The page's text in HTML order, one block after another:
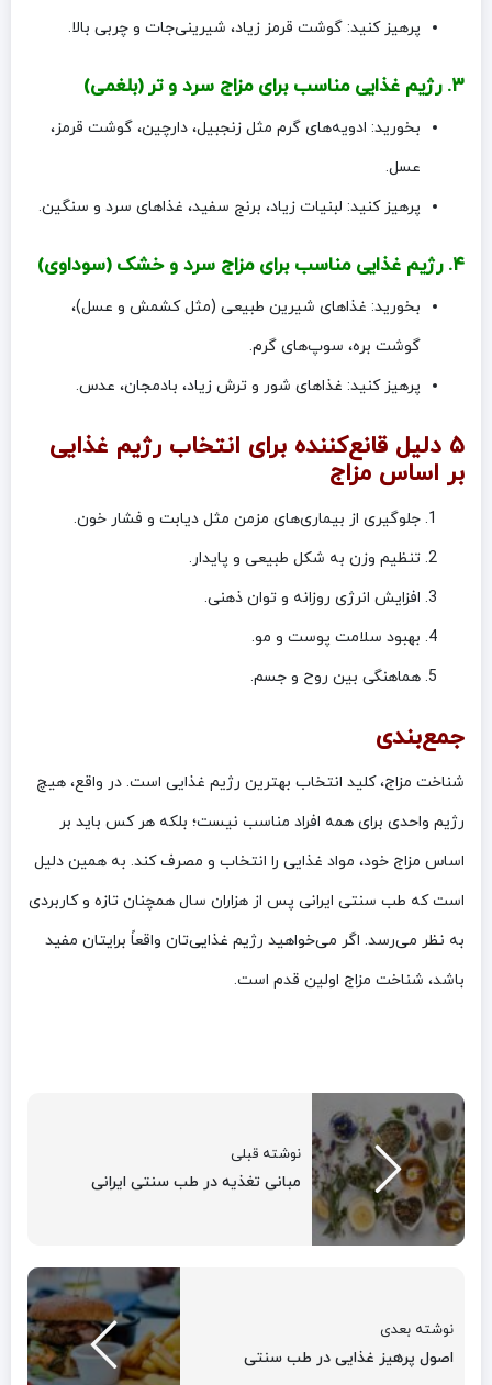
پرهیز کنید: گوشت قرمز زیاد، شیرینی‌جات و چربی بالا.
۳. رژیم غذایی مناسب برای مزاج سرد و تر (بلغمی)
بخورید: ادویه‌های گرم مثل زنجبیل، دارچین، گوشت قرمز،
عسل.
پرهیز کنید: لبنیات زیاد، برنج سفید، غذاهای سرد و سنگین.
۴. رژیم غذایی مناسب برای مزاج سرد و خشک (سوداوی)
بخورید: غذاهای شیرین طبیعی (مثل کشمش و عسل)،
گوشت بره، سوپ‌های گرم.
پرهیز کنید: غذاهای شور و ترش زیاد، بادمجان، عدس.
۵ دلیل قانع‌کننده برای انتخاب رژیم غذایی
بر اساس مزاج
جلوگیری از بیماری‌های مزمن مثل دیابت و فشار خون.
تنظیم وزن به شکل طبیعی و پایدار.
افزایش انرژی روزانه و توان ذهنی.
بهبود سلامت پوست و مو.
هماهنگی بین روح و جسم.
جمع‌بندی
شناخت مزاج، کلید انتخاب بهترین رژیم غذایی است. در واقع، هیچ
رژیم واحدی برای همه افراد مناسب نیست؛ بلکه هر کس باید بر
اساس مزاج خود، مواد غذایی را انتخاب و مصرف کند. به همین دلیل
است که طب سنتی ایرانی پس از هزاران سال همچنان تازه و کاربردی
به نظر می‌رسد. اگر می‌خواهید رژیم غذایی‌تان واقعاً برایتان مفید
باشد، شناخت مزاج اولین قدم است.
نوشته قبلی
مبانی تغذیه در طب سنتی ایرانی
نوشته بعدی
اصول پرهیز غذایی در طب سنتی